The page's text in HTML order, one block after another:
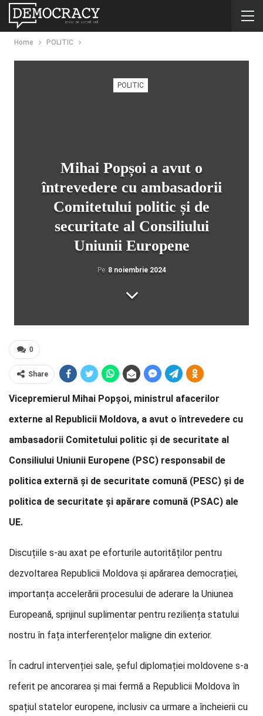
Home POLITIC
POLITIC
Mihai Popșoi a avut o
întrevedere cu ambasadorii
Comitetului politic și de
securitate al Consiliului
Uniunii Europene
Pe 8 noiembrie 2024
0
Share
Vicepremierul Mihai Popșoi, ministrul afacerilor
externe al Republicii Moldova, a avut o întrevedere cu
ambasadorii Comitetului politic și de securitate al
Consiliului Uniunii Europene (PSC) responsabil de
politica externă și de securitate comună (PESC) și de
politica de securitate și apărare comună (PSAC) ale
UE.
Discuțiile s-au axat pe eforturile autorităților pentru
dezvoltarea Republicii Moldova și apărarea democrației,
importanța accelerării procesului de aderare la Uniunea
Europeană, sprijinul suplimentar pentru reziliența statului
nostru în fața interferențelor maligne din exterior.
În cadrul intervenției sale, șeful diplomației moldovene s-a
referit pe ancorarea și mai fermă a Republicii Moldova în
spațiul statelor europene, inclusiv ca urmare a încheierii cu